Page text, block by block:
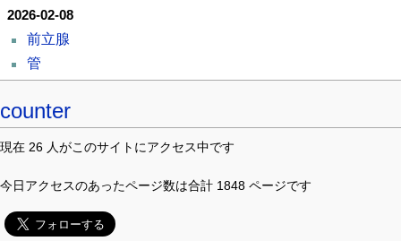
2026-02-08
前立腺
管
counter
現在 26 人がこのサイトにアクセス中です
今日アクセスのあったページ数は合計 1848 ページです